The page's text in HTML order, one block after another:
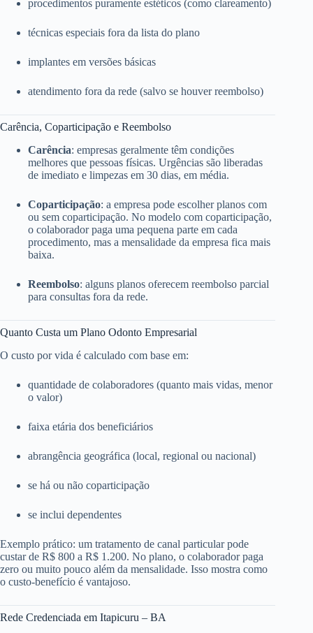
procedimentos puramente estéticos (como clareamento)
técnicas especiais fora da lista do plano
implantes em versões básicas
atendimento fora da rede (salvo se houver reembolso)
Carência, Coparticipação e Reembolso
Carência: empresas geralmente têm condições
melhores que pessoas físicas. Urgências são liberadas
de imediato e limpezas em 30 dias, em média.
Coparticipação: a empresa pode escolher planos com
ou sem coparticipação. No modelo com coparticipação,
o colaborador paga uma pequena parte em cada
procedimento, mas a mensalidade da empresa fica mais
baixa.
Reembolso: alguns planos oferecem reembolso parcial
para consultas fora da rede.
Quanto Custa um Plano Odonto Empresarial
O custo por vida é calculado com base em:
quantidade de colaboradores (quanto mais vidas, menor
o valor)
faixa etária dos beneficiários
abrangência geográfica (local, regional ou nacional)
se há ou não coparticipação
se inclui dependentes
Exemplo prático: um tratamento de canal particular pode
custar de R$ 800 a R$ 1.200. No plano, o colaborador paga
zero ou muito pouco além da mensalidade. Isso mostra como
o custo-benefício é vantajoso.
Rede Credenciada em Itapicuru – BA